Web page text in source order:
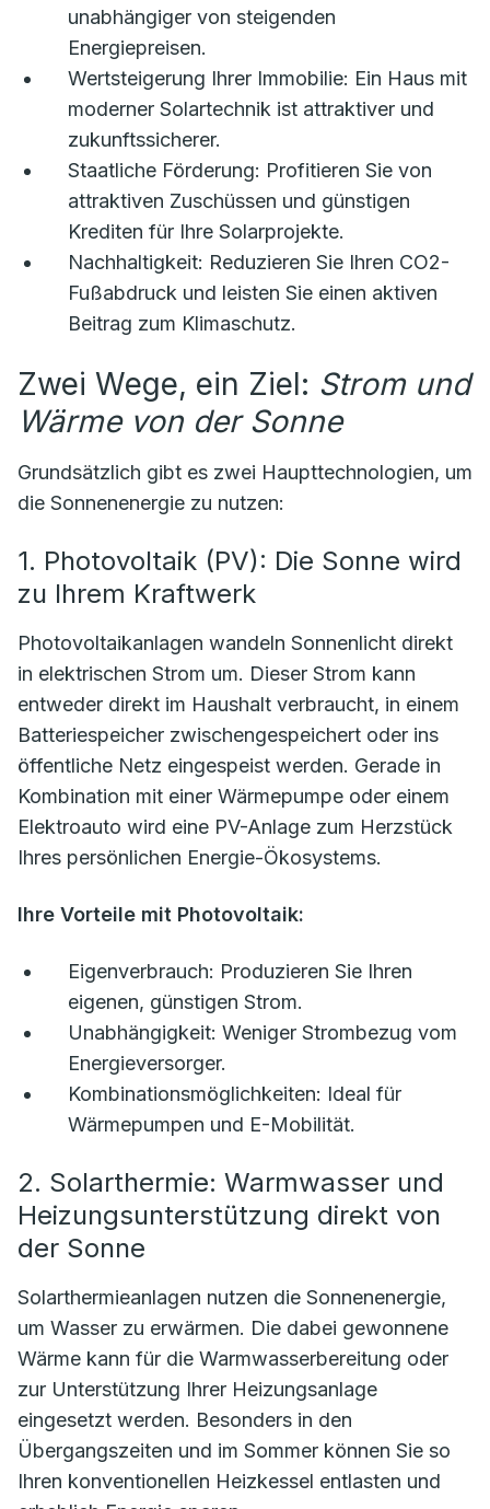
unabhängiger von steigenden
Energiepreisen.
Wertsteigerung Ihrer Immobilie: Ein Haus mit
moderner Solartechnik ist attraktiver und
zukunftssicherer.
Staatliche Förderung: Profitieren Sie von
attraktiven Zuschüssen und günstigen
Krediten für Ihre Solarprojekte.
Nachhaltigkeit: Reduzieren Sie Ihren CO2-
Fußabdruck und leisten Sie einen aktiven
Beitrag zum Klimaschutz.
Zwei Wege, ein Ziel: Strom und
Wärme von der Sonne
Grundsätzlich gibt es zwei Haupttechnologien, um
die Sonnenenergie zu nutzen:
1. Photovoltaik (PV): Die Sonne wird
zu Ihrem Kraftwerk
Photovoltaikanlagen wandeln Sonnenlicht direkt
in elektrischen Strom um. Dieser Strom kann
entweder direkt im Haushalt verbraucht, in einem
Batteriespeicher zwischengespeichert oder ins
öffentliche Netz eingespeist werden. Gerade in
Kombination mit einer Wärmepumpe oder einem
Elektroauto wird eine PV-Anlage zum Herzstück
Ihres persönlichen Energie-Ökosystems.
Ihre Vorteile mit Photovoltaik:
Eigenverbrauch: Produzieren Sie Ihren
eigenen, günstigen Strom.
Unabhängigkeit: Weniger Strombezug vom
Energieversorger.
Kombinationsmöglichkeiten: Ideal für
Wärmepumpen und E-Mobilität.
2. Solarthermie: Warmwasser und
Heizungsunterstützung direkt von
der Sonne
Solarthermieanlagen nutzen die Sonnenenergie,
um Wasser zu erwärmen. Die dabei gewonnene
Wärme kann für die Warmwasserbereitung oder
zur Unterstützung Ihrer Heizungsanlage
eingesetzt werden. Besonders in den
Übergangszeiten und im Sommer können Sie so
Ihren konventionellen Heizkessel entlasten und